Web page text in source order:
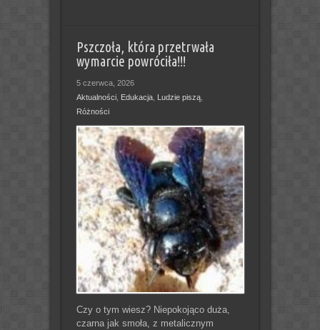
Pszczoła, która przetrwała
wymarcie powróciła!!!
5 czerwca, 2026
Aktualności, Edukacja, Ludzie piszą,
Różności
Czy o tym wiesz? Niepokojąco duża,
czarna jak smoła, z metalicznym